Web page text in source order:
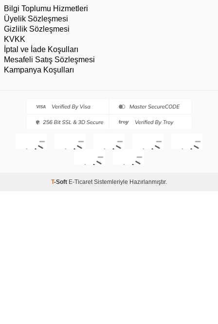
Bilgi Toplumu Hizmetleri
Üyelik Sözleşmesi
Gizlilik Sözleşmesi
KVKK
İptal ve İade Koşulları
Mesafeli Satış Sözleşmesi
Kampanya Koşulları
T-Soft E-Ticaret Sistemleriyle Hazırlanmıştır.